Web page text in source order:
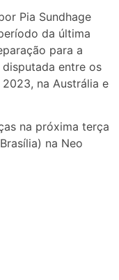
Pia Sundhage
da última
para a
entre os
na Austrália e
na próxima terça
na Neo
Big Dog
Wicked